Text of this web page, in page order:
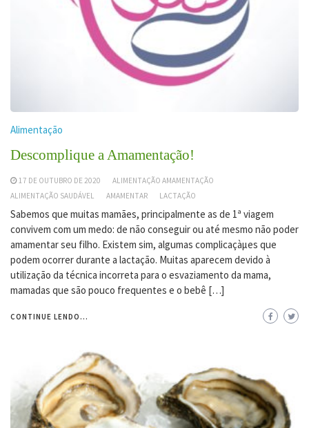
Alimentação
Descomplique a Amamentação!
17 DE OUTUBRO DE 2020
ALIMENTAÇÃO AMAMENTAÇÃO
ALIMENTAÇÃO SAUDÁVEL
AMAMENTAR LACTAÇÃO
Sabemos que muitas mamães, principalmente as de 1ª viagem
convivem com um medo: de não conseguir ou até mesmo não poder
amamentar seu filho. Existem sim, algumas complicaçàµes que
podem ocorrer durante a lactação. Muitas aparecem devido à
utilização da técnica incorreta para o esvaziamento da mama,
mamadas que são pouco frequentes e o bebê […]
CONTINUE LENDO...